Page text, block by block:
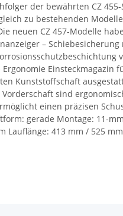
der bewährten CZ
zu bestehenden
neuen CZ 457-Modelle
–
Kunststoffschaft
sind
einen präzisen
gerade Montage: 11-
Lauflänge: 413 mm / 525